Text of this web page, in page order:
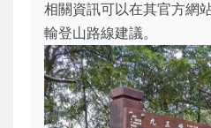
相關資訊可以在其官方網
輸登山路線建議。